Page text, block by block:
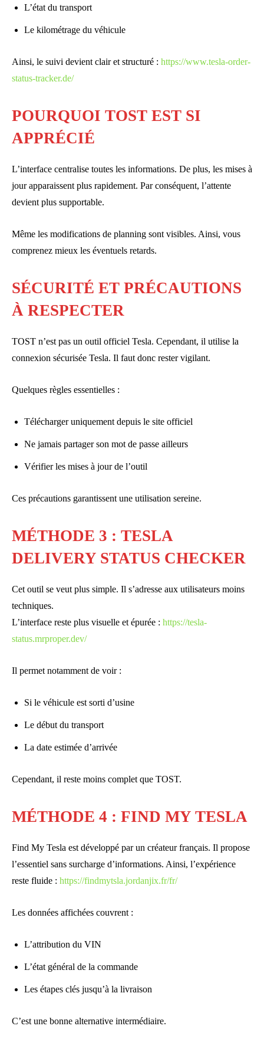
L’état du transport
Le kilométrage du véhicule
Ainsi, le suivi devient clair et structuré : https://www.tesla-order-
status-tracker.de/
POURQUOI TOST EST SI
APPRÉCIÉ
L’interface centralise toutes les informations. De plus, les mises à
jour apparaissent plus rapidement. Par conséquent, l’attente
devient plus supportable.
Même les modifications de planning sont visibles. Ainsi, vous
comprenez mieux les éventuels retards.
SÉCURITÉ ET PRÉCAUTIONS
À RESPECTER
TOST n’est pas un outil officiel Tesla. Cependant, il utilise la
connexion sécurisée Tesla. Il faut donc rester vigilant.
Quelques règles essentielles :
Télécharger uniquement depuis le site officiel
Ne jamais partager son mot de passe ailleurs
Vérifier les mises à jour de l’outil
Ces précautions garantissent une utilisation sereine.
MÉTHODE 3 : TESLA
DELIVERY STATUS CHECKER
Cet outil se veut plus simple. Il s’adresse aux utilisateurs moins
techniques.
L’interface reste plus visuelle et épurée : https://tesla-
status.mrproper.dev/
Il permet notamment de voir :
Si le véhicule est sorti d’usine
Le début du transport
La date estimée d’arrivée
Cependant, il reste moins complet que TOST.
MÉTHODE 4 : FIND MY TESLA
Find My Tesla est développé par un créateur français. Il propose
l’essentiel sans surcharge d’informations. Ainsi, l’expérience
reste fluide : https://findmytsla.jordanjix.fr/fr/
Les données affichées couvrent :
L’attribution du VIN
L’état général de la commande
Les étapes clés jusqu’à la livraison
C’est une bonne alternative intermédiaire.